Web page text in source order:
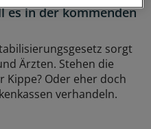
es in der kommenden
sorgt
Ärzten. Stehen die
Kippe? Oder eher doch
verhandeln.